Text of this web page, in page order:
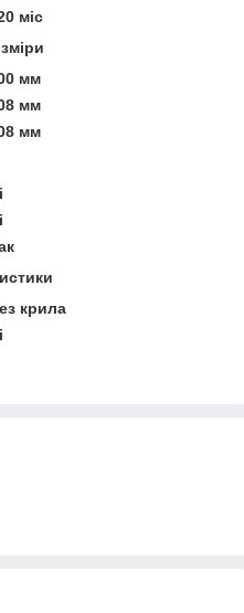
міс
мм
мм
мм
крила